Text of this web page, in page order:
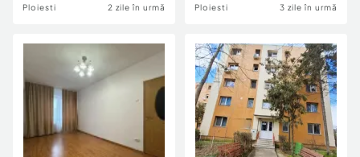
Ploiesti 2 zile în urmă Ploiesti 3 zile în urmă